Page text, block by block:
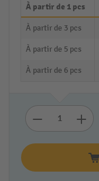
À partir de 1 pcs
À partir de 3 pcs
À partir de 5 pcs
À partir de 6 pcs